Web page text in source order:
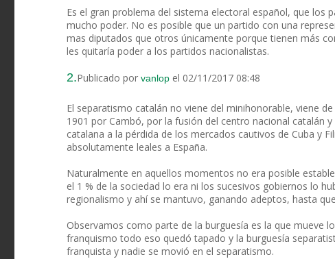
Es el gran problema del sistema electoral español, que los
mucho poder. No es posible que un partido con una
mas diputados que otros únicamente porque tienen más
les quitaría poder a los partidos nacionalistas.
2.Publicado por vanlop el 02/11/2017 08:48
El separatismo catalán no viene del minihonorable, viene
1901 por Cambó, por la fusión del centro nacional catalán
catalana a la pérdida de los mercados cautivos de Cuba y
absolutamente leales a España.
Naturalmente en aquellos momentos no era posible
el 1 % de la sociedad lo era ni los sucesivos gobiernos lo
regionalismo y ahí se mantuvo, ganando adeptos, hasta
Observamos como parte de la burguesía es la que mueve
franquismo todo eso quedó tapado y la burguesía
franquista y nadie se movió en el separatismo.